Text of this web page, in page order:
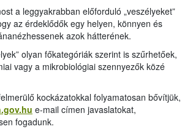
a leggyakrabban előforduló „veszélyeket”
az érdeklődők egy helyen, könnyen és
azok hátterének.
olyan főkategóriák szerint is szűrhetőek,
vagy a mikrobiológiai szennyezők közé
kockázatokkal folyamatosan bővítjük,
e-mail címen javaslatokat,
fogadunk.